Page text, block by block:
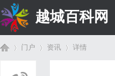
越城百科网
门户 资讯 详情